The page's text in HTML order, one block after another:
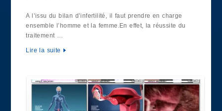
A l’issu du bilan d’infertilité, il faut prendre en charge
ensemble l’homme et la femme.En effet, la réussite du
traitement …
Lire la suite